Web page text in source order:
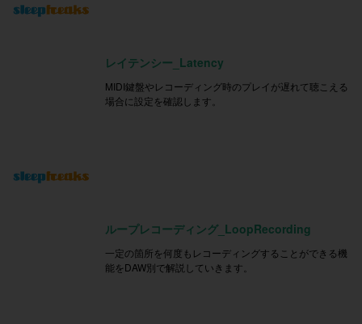
レイテンシー_Latency
MIDI鍵盤やレコーディング時のプレイが遅れて聴こえる
場合に設定を確認します。
ループレコーディング_LoopRecording
一定の箇所を何度もレコーディングすることができる機
能をDAW別で解説していきます。